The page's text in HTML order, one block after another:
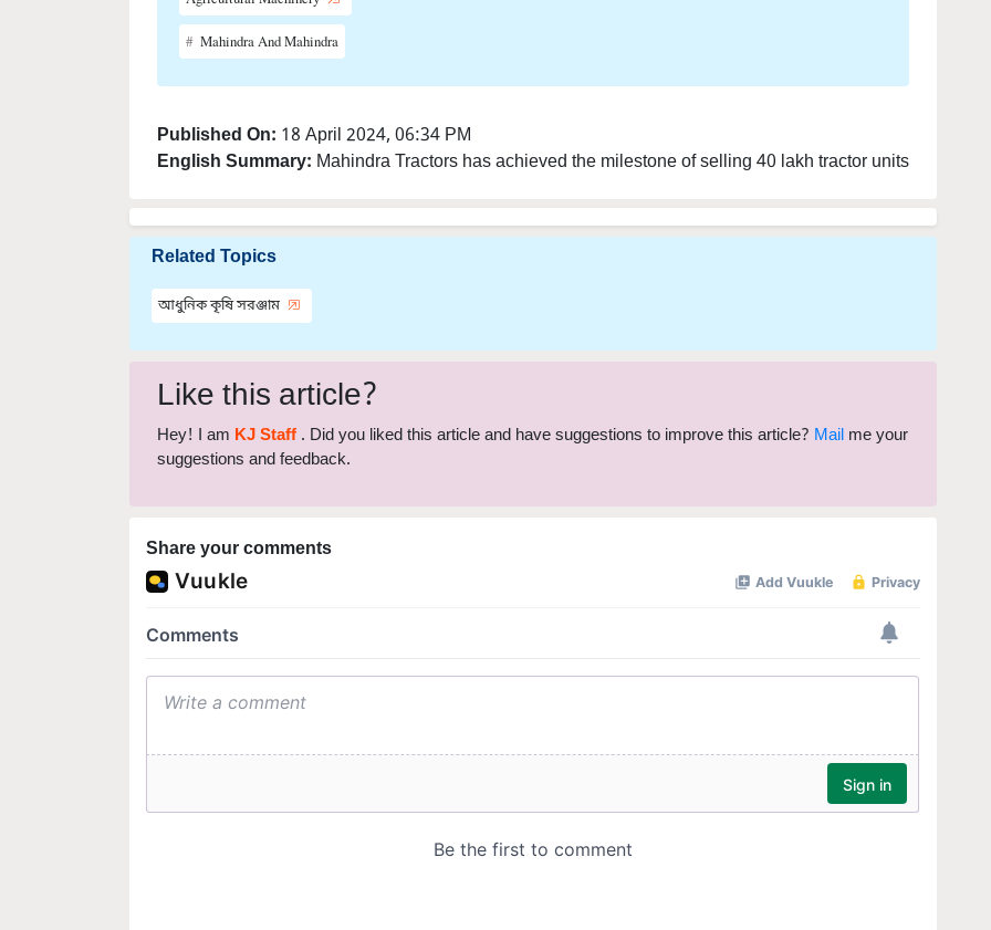
Mahindra And Mahindra
Published On: 18 April 2024, 06:34 PM
English Summary: Mahindra Tractors has achieved the milestone of selling 40 lakh tractor units
Related Topics
আধুনিক কৃষি সরঞ্জাম
Like this article?
Hey! I am KJ Staff . Did you liked this article and have suggestions to improve this article? Mail
suggestions and feedback.
Share your comments